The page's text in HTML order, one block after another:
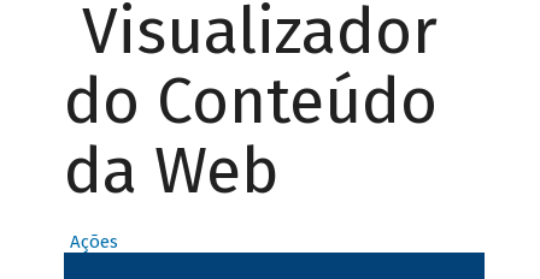
Visualizador
do Conteúdo
da Web
Ações